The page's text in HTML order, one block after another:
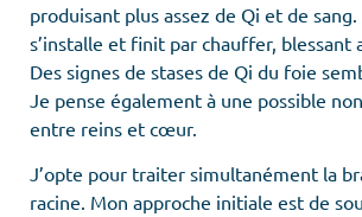
produisant plus assez de Qi et de sang.
s’installe et finit par chauffer, blessant
Des signes de stases de Qi du foie
Je pense également à une possible
entre reins et cœur.
J’opte pour traiter simultanément la
racine. Mon approche initiale est de